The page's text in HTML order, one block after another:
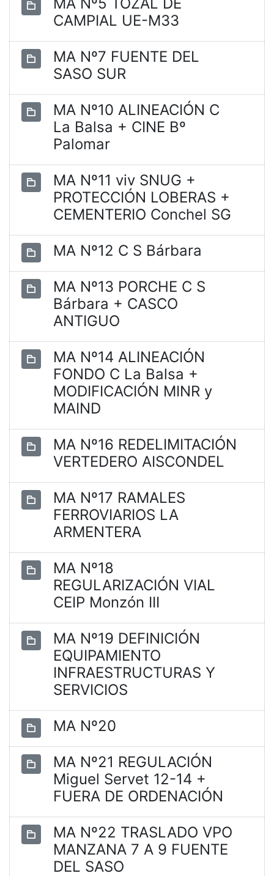
CAMPIAL UE-M33
MA Nº7 FUENTE DEL
SASO SUR
MA Nº10 ALINEACIÓN C
La Balsa + CINE Bº
Palomar
MA Nº11 viv SNUG +
PROTECCIÓN LOBERAS +
CEMENTERIO Conchel SG
MA Nº12 C S Bárbara
MA Nº13 PORCHE C S
Bárbara + CASCO
ANTIGUO
MA Nº14 ALINEACIÓN
FONDO C La Balsa +
MODIFICACIÓN MINR y
MAIND
MA Nº16 REDELIMITACIÓN
VERTEDERO AISCONDEL
MA Nº17 RAMALES
FERROVIARIOS LA
ARMENTERA
MA Nº18
REGULARIZACIÓN VIAL
CEIP Monzón III
MA Nº19 DEFINICIÓN
EQUIPAMIENTO
INFRAESTRUCTURAS Y
SERVICIOS
MA Nº20
MA Nº21 REGULACIÓN
Miguel Servet 12-14 +
FUERA DE ORDENACIÓN
MA Nº22 TRASLADO VPO
MANZANA 7 A 9 FUENTE
DEL SASO